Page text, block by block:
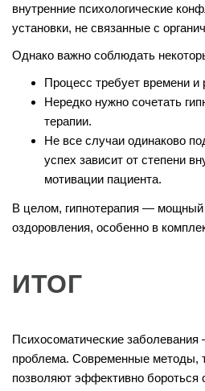
внутренние психологические
установки, не связанные с
Однако важно соблюдать
Процесс требует времени и
Нередко нужно сочетать
терапии.
Не все случаи одинаково
успех зависит от степени
мотивации пациента.
В целом, гипнотерапия — мощный
оздоровления, особенно в
ИТОГ
Психосоматические
проблема. Современные методы,
позволяют эффективно бороться